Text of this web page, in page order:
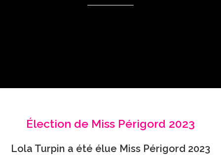
Élection de Miss Périgord 2023
Lola Turpin a été élue Miss Périgord 2023